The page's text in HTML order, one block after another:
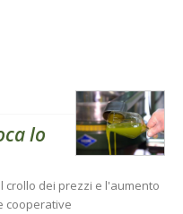
lo
crollo dei prezzi e l'aumento
cooperative